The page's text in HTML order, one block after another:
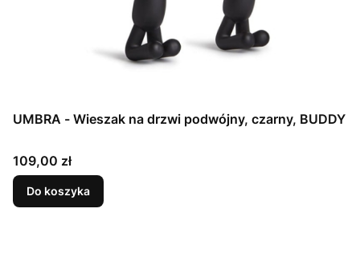
UMBRA - Wieszak na drzwi podwójny, czarny, BUDDY
Cena
109,00 zł
Do koszyka